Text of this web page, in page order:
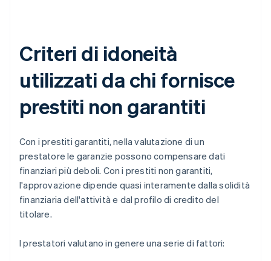
Criteri di idoneità
utilizzati da chi fornisce
prestiti non garantiti
Con i prestiti garantiti, nella valutazione di un
prestatore le garanzie possono compensare dati
finanziari più deboli. Con i prestiti non garantiti,
l'approvazione dipende quasi interamente dalla solidità
finanziaria dell'attività e dal profilo di credito del
titolare.
I prestatori valutano in genere una serie di fattori: